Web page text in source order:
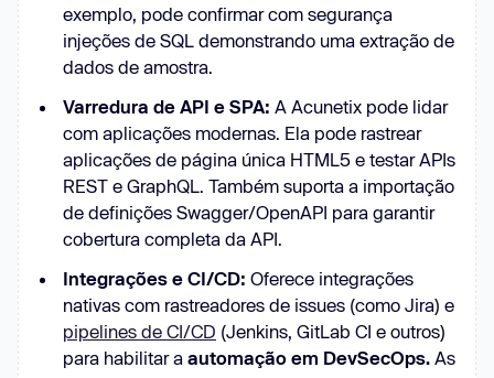
exemplo, pode confirmar com segurança
injeções de SQL demonstrando uma extração de
dados de amostra.
Varredura de API e SPA: A Acunetix pode lidar
com aplicações modernas. Ela pode rastrear
aplicações de página única HTML5 e testar APIs
REST e GraphQL. Também suporta a importação
de definições Swagger/OpenAPI para garantir
cobertura completa da API.
Integrações e CI/CD: Oferece integrações
nativas com rastreadores de issues (como Jira) e
pipelines de CI/CD (Jenkins, GitLab CI e outros)
para habilitar a automação em DevSecOps. As